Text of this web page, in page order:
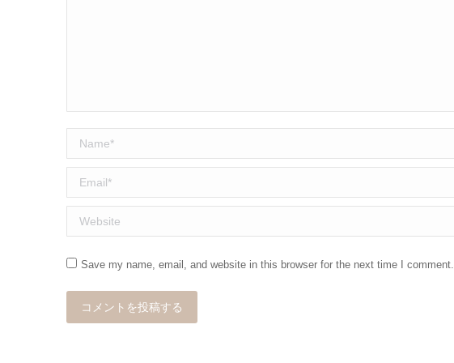
Name *
Email *
Website
Save my name, email, and website in this browser for the next time I comment.
コメントを投稿する